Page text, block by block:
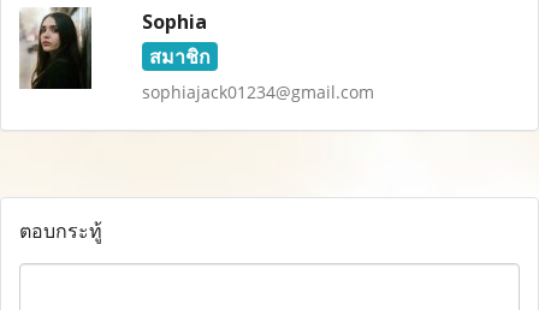
Sophia
สมาชิก
sophiajack01234@gmail.com
ตอบกระทู้